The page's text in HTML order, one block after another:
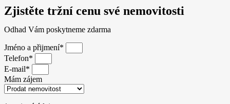
Zjistěte tržní cenu své nemovitosti
Odhad Vám poskytneme zdarma
Jméno a přijmení*
Telefon*
E-mail*
Mám zájem